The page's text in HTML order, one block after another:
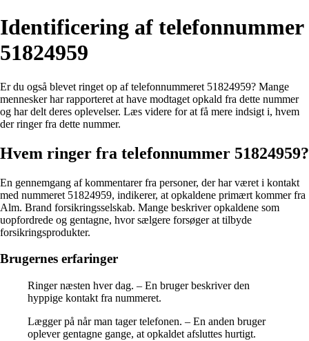
Identificering af telefonnummer
51824959
Er du også blevet ringet op af telefonnummeret 51824959? Mange
mennesker har rapporteret at have modtaget opkald fra dette nummer
og har delt deres oplevelser. Læs videre for at få mere indsigt i, hvem
der ringer fra dette nummer.
Hvem ringer fra telefonnummer 51824959?
En gennemgang af kommentarer fra personer, der har været i kontakt
med nummeret 51824959, indikerer, at opkaldene primært kommer fra
Alm. Brand forsikringsselskab. Mange beskriver opkaldene som
uopfordrede og gentagne, hvor sælgere forsøger at tilbyde
forsikringsprodukter.
Brugernes erfaringer
Ringer næsten hver dag. – En bruger beskriver den
hyppige kontakt fra nummeret.
Lægger på når man tager telefonen. – En anden bruger
oplever gentagne gange, at opkaldet afsluttes hurtigt.